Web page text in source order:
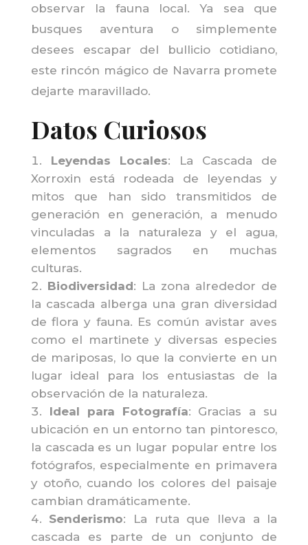
observar la fauna local. Ya sea que
busques aventura o simplemente
desees escapar del bullicio cotidiano,
este rincón mágico de Navarra promete
dejarte maravillado.
Datos Curiosos
Leyendas Locales: La Cascada de
Xorroxin está rodeada de leyendas y
mitos que han sido transmitidos de
generación en generación, a menudo
vinculadas a la naturaleza y el agua,
elementos sagrados en muchas
culturas.
Biodiversidad: La zona alrededor de
la cascada alberga una gran diversidad
de flora y fauna. Es común avistar aves
como el martinete y diversas especies
de mariposas, lo que la convierte en un
lugar ideal para los entusiastas de la
observación de la naturaleza.
Ideal para Fotografía: Gracias a su
ubicación en un entorno tan pintoresco,
la cascada es un lugar popular entre los
fotógrafos, especialmente en primavera
y otoño, cuando los colores del paisaje
cambian dramáticamente.
Senderismo: La ruta que lleva a la
cascada es parte de un conjunto de